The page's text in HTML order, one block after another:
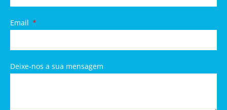
Email
Deixe-nos a sua mensagem